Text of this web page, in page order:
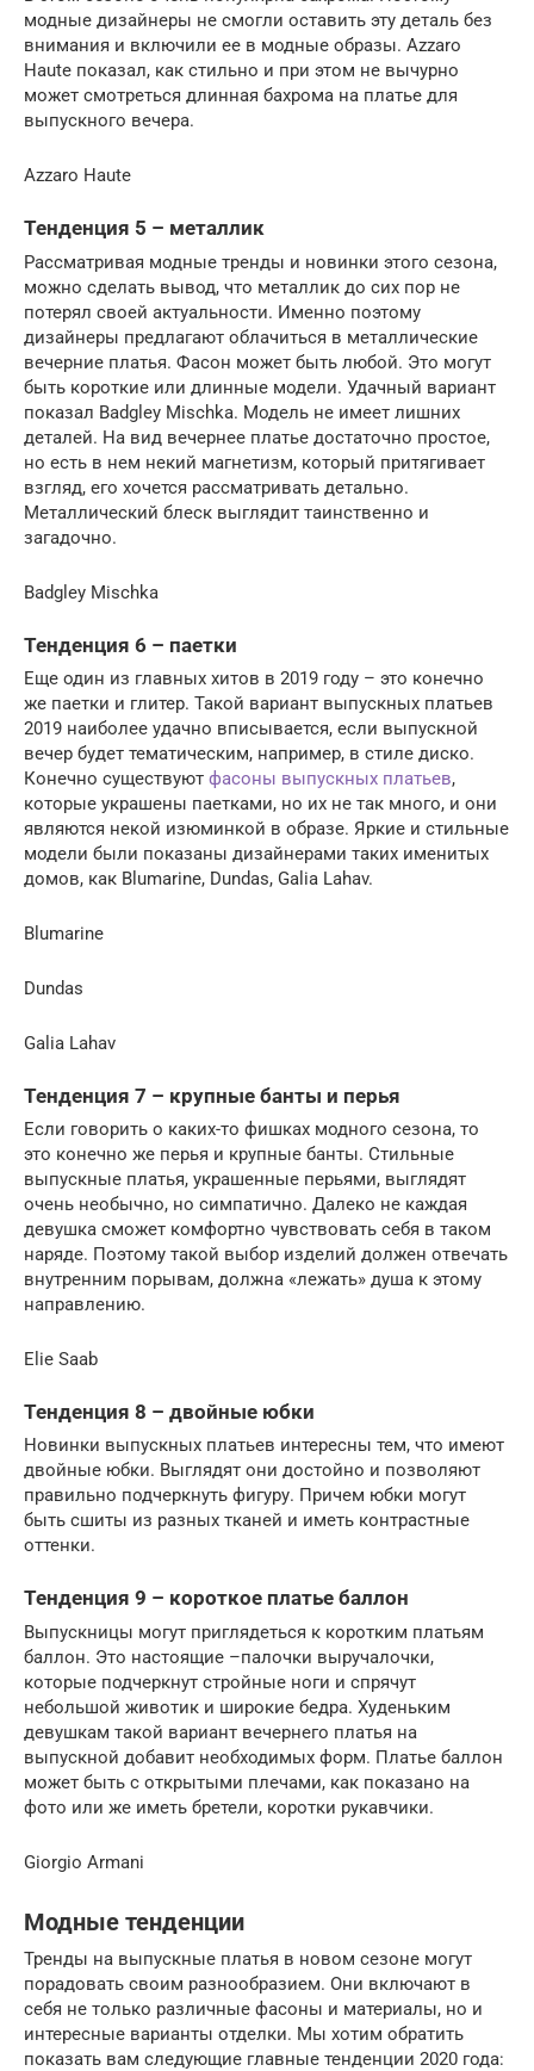
модные дизайнеры не смогли оставить эту деталь без
внимания и включили ее в модные образы. Azzaro
Haute показал, как стильно и при этом не вычурно
может смотреться длинная бахрома на платье для
выпускного вечера.
Azzaro Haute
Тенденция 5 – металлик
Рассматривая модные тренды и новинки этого сезона,
можно сделать вывод, что металлик до сих пор не
потерял своей актуальности. Именно поэтому
дизайнеры предлагают облачиться в металлические
вечерние платья. Фасон может быть любой. Это могут
быть короткие или длинные модели. Удачный вариант
показал Badgley Mischka. Модель не имеет лишних
деталей. На вид вечернее платье достаточно простое,
но есть в нем некий магнетизм, который притягивает
взгляд, его хочется рассматривать детально.
Металлический блеск выглядит таинственно и
загадочно.
Badgley Mischka
Тенденция 6 – паетки
Еще один из главных хитов в 2019 году – это конечно
же паетки и глитер. Такой вариант выпускных платьев
2019 наиболее удачно вписывается, если выпускной
вечер будет тематическим, например, в стиле диско.
Конечно существуют фасоны выпускных платьев,
которые украшены паетками, но их не так много, и они
являются некой изюминкой в образе. Яркие и стильные
модели были показаны дизайнерами таких именитых
домов, как Blumarine, Dundas, Galia Lahav.
Blumarine
Dundas
Galia Lahav
Тенденция 7 – крупные банты и перья
Если говорить о каких-то фишках модного сезона, то
это конечно же перья и крупные банты. Стильные
выпускные платья, украшенные перьями, выглядят
очень необычно, но симпатично. Далеко не каждая
девушка сможет комфортно чувствовать себя в таком
наряде. Поэтому такой выбор изделий должен отвечать
внутренним порывам, должна «лежать» душа к этому
направлению.
Elie Saab
Тенденция 8 – двойные юбки
Новинки выпускных платьев интересны тем, что имеют
двойные юбки. Выглядят они достойно и позволяют
правильно подчеркнуть фигуру. Причем юбки могут
быть сшиты из разных тканей и иметь контрастные
оттенки.
Тенденция 9 – короткое платье баллон
Выпускницы могут приглядеться к коротким платьям
баллон. Это настоящие –палочки выручалочки,
которые подчеркнут стройные ноги и спрячут
небольшой животик и широкие бедра. Худеньким
девушкам такой вариант вечернего платья на
выпускной добавит необходимых форм. Платье баллон
может быть с открытыми плечами, как показано на
фото или же иметь бретели, коротки рукавчики.
Giorgio Armani
Модные тенденции
Тренды на выпускные платья в новом сезоне могут
порадовать своим разнообразием. Они включают в
себя не только различные фасоны и материалы, но и
интересные варианты отделки. Мы хотим обратить
показать вам следующие главные тенденции 2020 года: